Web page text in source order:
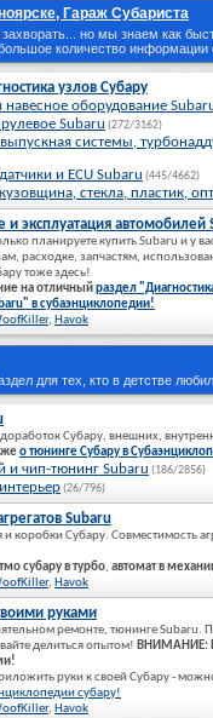
Гараж Субариста
но мы знаем как
количество информации
узлов Субару
навесное оборудование
Subaru (272/3162)
системы,
и ECU Subaru (445/4662)
стекла, пластик,
и эксплуатация автомобилей
планируете купить Subaru и у
расходке, запчастям,
тоже здесь!
на отличныйраздел
в субаэнциклопедии!
, Havok
для тех, кто в детстве
доработок Субару, внешних,
о тюнинге Субару в
и чип-тюнинг Subaru (186/2856)
(26/796)
Subaru
и коробки Субару. Совместимость
субару в турбо, автомат в
, Havok
руками
ремонте, тюнинге
делиться опытом! ВНИМАНИЕ: В
руки к своей Субару -
субару!
, Havok